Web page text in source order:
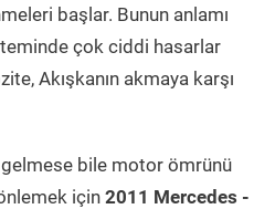
başlar. Bunun anlamı
çok ciddi hasarlar
Akışkanın akmaya karşı
gelmese bile motor ömrünü
için 2011 Mercedes -